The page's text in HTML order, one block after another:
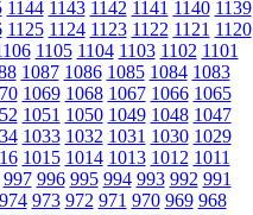
1144 1143 1142 1141 1140 1139
1125 1124 1123 1122 1121 1120
1105 1104 1103 1102 1101
1087 1086 1085 1084 1083
1069 1068 1067 1066 1065
1051 1050 1049 1048 1047
1033 1032 1031 1030 1029
1015 1014 1013 1012 1011
997 996 995 994 993 992 991
974 973 972 971 970 969 968